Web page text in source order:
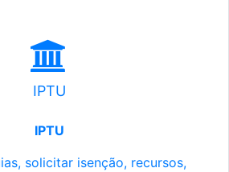
IPTU
IPTU
solicitar isenção, recursos,